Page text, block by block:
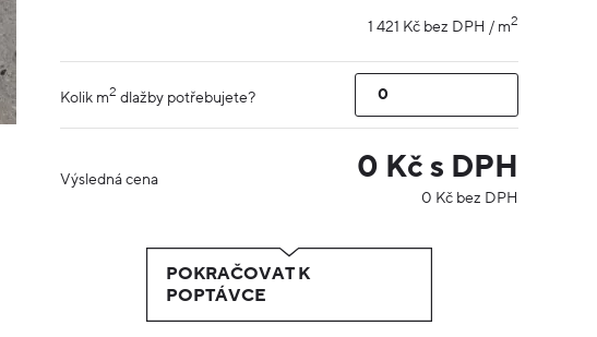
1 421 Kč bez DPH / m2
Kolik m2 dlažby potřebujete?
Výsledná cena 0 Kč s DPH
0 Kč bez DPH
POKRAČOVAT K
POPTÁVCE